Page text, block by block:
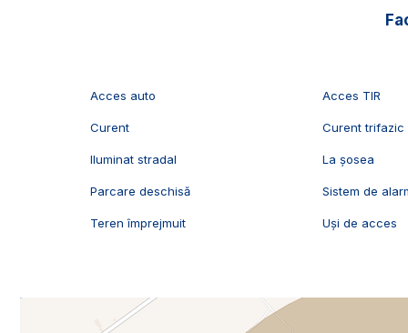
Acces auto Acces TIR
Curent Curent trifazic
Iluminat stradal La șosea
Parcare deschisă Sistem de
Teren împrejmuit Uși de acces